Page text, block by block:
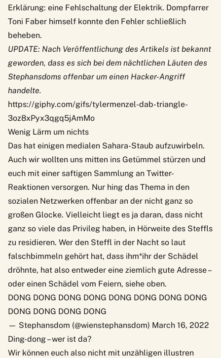
Erklärung: eine Fehlschaltung der Elektrik. Dompfarrer
Toni Faber himself konnte den Fehler schließlich
beheben.
UPDATE: Nach Veröffentlichung des Artikels ist bekannt
geworden, dass es sich bei dem nächtlichen Läuten des
Stephansdoms offenbar um einen Hacker-Angriff
handelte.
https://giphy.com/gifs/tylermenzel-dab-triangle-
3oz8xPyx3qgq5jAmMo
Wenig Lärm um nichts
Das hat einigen medialen Sahara-Staub aufzuwirbeln.
Auch wir wollten uns mitten ins Getümmel stürzen und
euch mit einer saftigen Sammlung an Twitter-
Reaktionen versorgen. Nur hing das Thema in den
sozialen Netzwerken offenbar an der nicht ganz so
großen Glocke. Vielleicht liegt es ja daran, dass nicht
ganz so viele das Privileg haben, in Hörweite des Steffls
zu residieren. Wer den Steffl in der Nacht so laut
falschbimmeln gehört hat, dass ihm*ihr der Schädel
dröhnte, hat also entweder eine ziemlich gute Adresse –
oder einen Schädel vom Feiern, siehe oben.
DONG DONG DONG DONG DONG DONG DONG DONG
DONG DONG DONG DONG
— Stephansdom (@wienstephansdom) March 16, 2022
Ding-dong – wer ist da?
Wir können euch also nicht mit unzähligen illustren